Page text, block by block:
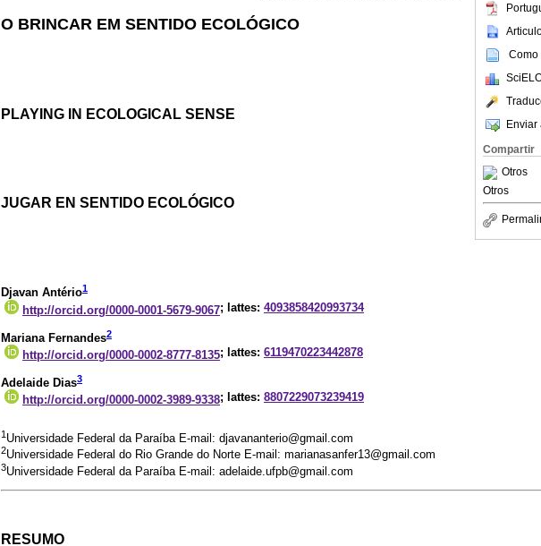
Como
Enviar
Compartir
Otros
Otros
O BRINCAR EM SENTIDO ECOLÓGICO
PLAYING IN ECOLOGICAL SENSE
JUGAR EN SENTIDO ECOLÓGICO
Djavan Antério1
http://orcid.org/0000-0001-5679-9067; lattes: 4093858420993734
Mariana Fernandes2
http://orcid.org/0000-0002-8777-8135; lattes: 6119470223442878
Adelaide Dias3
http://orcid.org/0000-0002-3989-9338; lattes: 8807229073239419
1 Universidade Federal da Paraíba E-mail: djavananterio@gmail.com
2Universidade Federal do Rio Grande do Norte E-mail: marianasanfer13@gmail.com
3Universidade Federal da Paraíba E-mail: adelaide.ufpb@gmail.com
RESUMO